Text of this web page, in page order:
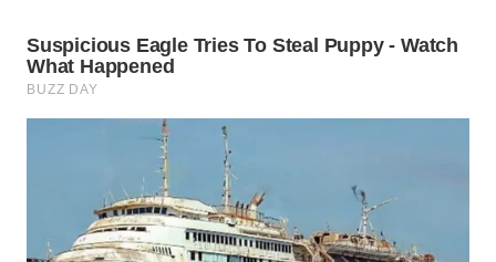
WN
TANGERANG
WN
CIREBON